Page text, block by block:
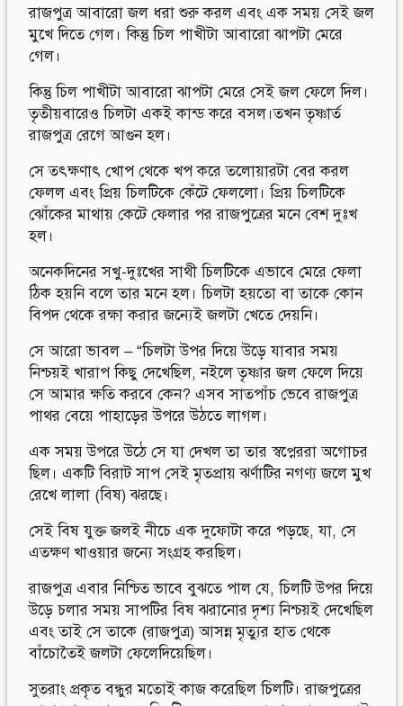
রাজপুত্র আবারো জল ধরা শুরু করল এবং এক সময় সেই জল
মুখে দিতে গেল। কিন্তু চিল পাখীটা আবারো ঝাপটা মেরে
গেল।
কিন্তু চিল পাখীটা আবারো ঝাপটা মেরে সেই জল ফেলে দিল।
তৃতীয়বারেও চিলটা একই কান্ড করে বসল।তখন তৃষ্ণার্ত
রাজপুত্র রেগে আগুন হল।
সে তৎক্ষণাৎ খোপ থেকে খপ করে তলোয়ারটা বের করল
ফেলল এবং প্রিয় চিলটিকে কেঁটে ফেললো। প্রিয় চিলটিকে
ঝোঁকের মাথায় কেটে ফেলার পর রাজপুত্রের মনে বেশ দুঃখ
হল।
অনেকদিনের সখু-দুঃখের সাথী চিলটিকে এভাবে মেরে ফেলা
ঠিক হয়নি বলে তার মনে হল। চিলটা হয়তো বা তাকে কোন
বিপদ থেকে রক্ষা করার জন্যেই জলটা খেতে দেয়নি।
সে আরো ভাবল – “চিলটা উপর দিয়ে উড়ে যাবার সময়
নিশ্চয়ই খারাপ কিছু দেখেছিল, নইলে তৃষ্ণার জল ফেলে দিয়ে
সে আমার ক্ষতি করবে কেন? এসব সাতপাঁচ ভেবে রাজপুত্র
পাথর বেয়ে পাহাড়ের উপরে উঠতে লাগল।
এক সময় উপরে উঠে সে যা দেখল তা তার স্বপ্নেররা অগোচর
ছিল। একটি বিরাট সাপ সেই মৃতপ্রায় ঝর্ণাটির নগণ্য জলে মুখ
রেখে লালা (বিষ) ঝরছে।
সেই বিষ যুক্ত জলই নীচে এক দুফোটা করে পড়ছে, যা, সে
এতক্ষণ খাওয়ার জন্যে সংগ্রহ করছিল।
রাজপুত্র এবার নিশ্চিত ভাবে বুঝতে পাল যে, চিলটি উপর দিয়ে
উড়ে চলার সময় সাপটির বিষ ঝরানোর দৃশ্য নিশ্চয়ই দেখেছিল
এবং তাই সে তাকে (রাজপুত্র) আসন্ন মৃত্যুর হাত থেকে
বাঁচোতৈই জলটা ফেলেদিয়েছিল।
সুতরাং প্রকৃত বন্ধুর মতোই কাজ করেছিল চিলটি। রাজপুত্রের